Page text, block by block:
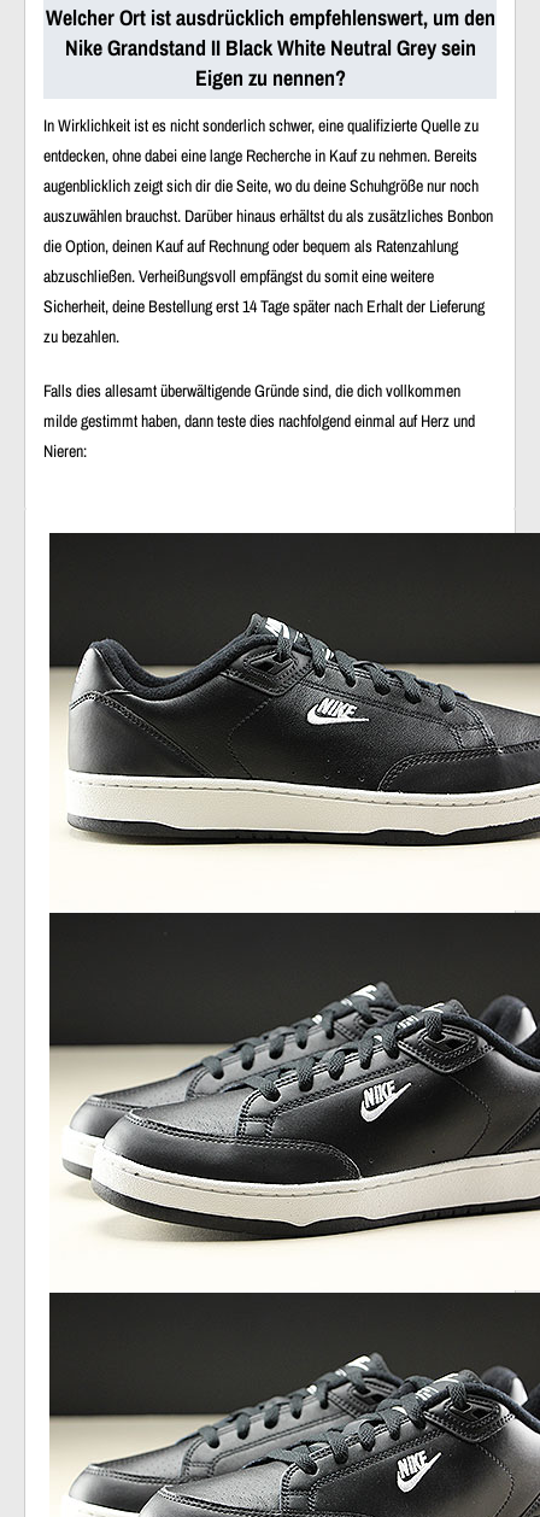
Welcher Ort ist ausdrücklich empfehlenswert, um den
Nike Grandstand II Black White Neutral Grey sein
Eigen zu nennen?
In Wirklichkeit ist es nicht sonderlich schwer, eine qualifizierte Quelle zu
entdecken, ohne dabei eine lange Recherche in Kauf zu nehmen. Bereits
augenblicklich zeigt sich dir die Seite, wo du deine Schuhgröße nur noch
auszuwählen brauchst. Darüber hinaus erhältst du als zusätzliches Bonbon
die Option, deinen Kauf auf Rechnung oder bequem als Ratenzahlung
abzuschließen. Verheißungsvoll empfängst du somit eine weitere
Sicherheit, deine Bestellung erst 14 Tage später nach Erhalt der Lieferung
zu bezahlen.
Falls dies allesamt überwältigende Gründe sind, die dich vollkommen
milde gestimmt haben, dann teste dies nachfolgend einmal auf Herz und
Nieren: